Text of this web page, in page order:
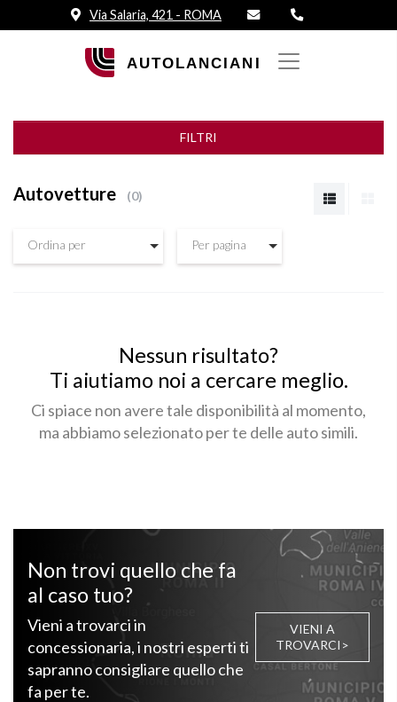
Via Salaria, 421 - ROMA
FILTRI
Autovetture 0
Ordina per Per pagina
Nessun risultato?
Ti aiutiamo noi a cercare meglio.
Ci spiace non avere tale disponibilità al momento,
ma abbiamo selezionato per te delle auto simili.
Non trovi quello che fa
al caso tuo?
Vieni a trovarci in
concessionaria, i nostri esperti ti
sapranno consigliare quello che
fa per te.
VIENI A
TROVARCI>